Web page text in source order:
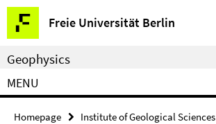
Springe
direkt
zu
Inhalt
Freie Universität Berlin
Service
Navigation
Geophysics
MENU
Homepage Institute of Geological Sciences